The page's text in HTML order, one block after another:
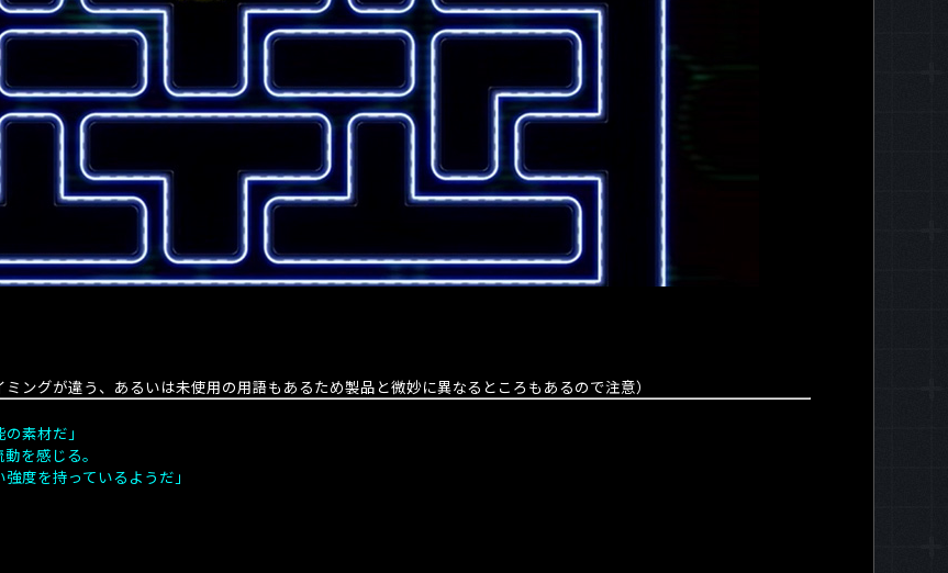
ングが違う、あるいは未使用の用語もあるため製品と微妙に異なるところもあるので注意）
素材だ」
を感じる。
度を持っているようだ」